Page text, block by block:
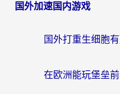
国外加速国内游戏